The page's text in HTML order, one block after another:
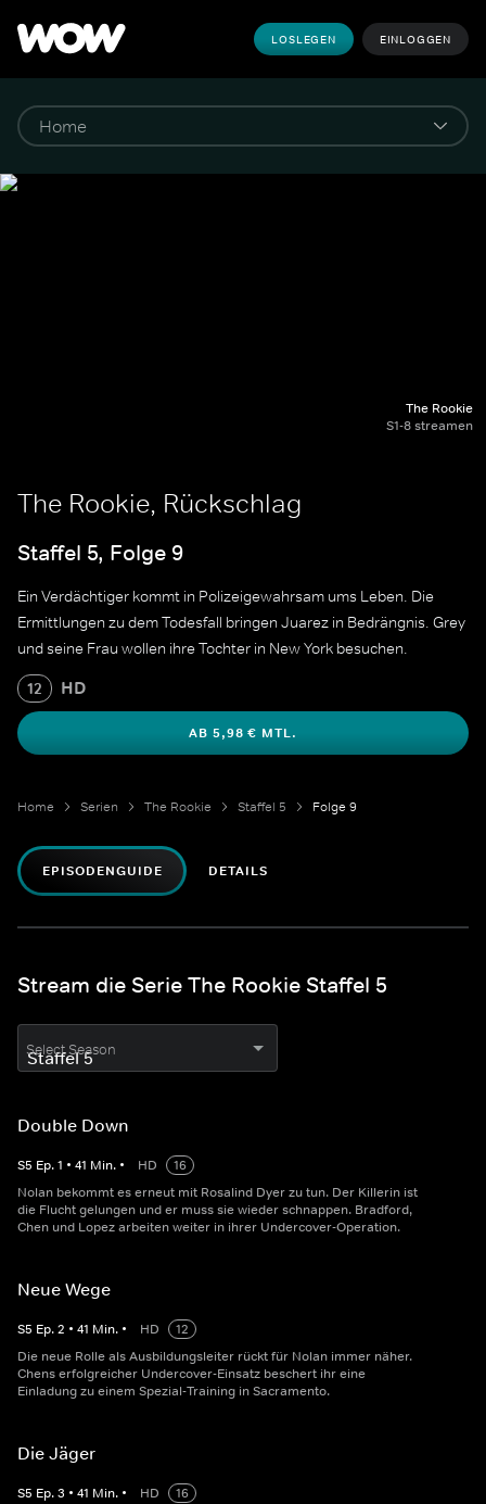
LOSLEGEN EINLOGGEN
The Rookie
S1-8 streamen
The Rookie, Rückschlag
Staffel 5, Folge 9
Ein Verdächtiger kommt in Polizeigewahrsam ums Leben. Die
Ermittlungen zu dem Todesfall bringen Juarez in Bedrängnis. Grey
und seine Frau wollen ihre Tochter in New York besuchen.
12 HD
AB 5,98 € MTL.
Home Serien The Rookie Staffel 5 Folge 9
EPISODENGUIDE DETAILS
Stream die Serie The Rookie Staffel 5
Select Season
Double Down
S5 Ep.1 • 41 Min. • HD
16
Nolan bekommt es erneut mit Rosalind Dyer zu tun. Der Killerin ist
die Flucht gelungen und er muss sie wieder schnappen. Bradford,
Chen und Lopez arbeiten weiter in ihrer Undercover-Operation.
Neue Wege
S5 Ep.2 • 41 Min. • HD
12
Die neue Rolle als Ausbildungsleiter rückt für Nolan immer näher.
Chens erfolgreicher Undercover-Einsatz beschert ihr eine
Einladung zu einem Spezial-Training in Sacramento.
Die Jäger
S5 Ep.3 • 41 Min. • HD
16